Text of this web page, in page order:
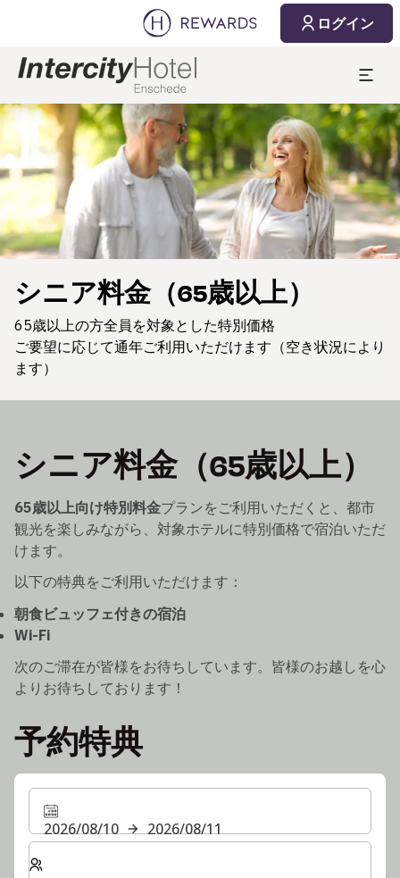
ログイン
スライド1 1
シニア料金（65歳以上）
65歳以上の方全員を対象とした特別価格
ご要望に応じて通年ご利用いただけます（空き状況により
ます）
シニア料金（65歳以上）
65歳以上向け特別料金プランをご利用いただくと、都市
観光を楽しみながら、対象ホテルに特別価格で宿泊いただ
けます。
以下の特典をご利用いただけます：
朝食ビュッフェ付きの宿泊
Wi-Fi
次のご滞在が皆様をお待ちしています。皆様のお越しを心
よりお待ちしております！
予約特典
2026/08/10
2026/08/11
客室数と宿泊人数をお選びください。